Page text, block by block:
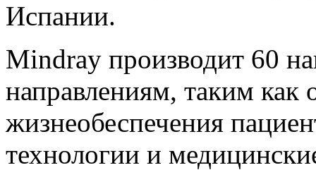
Испании.
Mindray производит 60
направлениям, таким как
жизнеобеспечения
технологии и